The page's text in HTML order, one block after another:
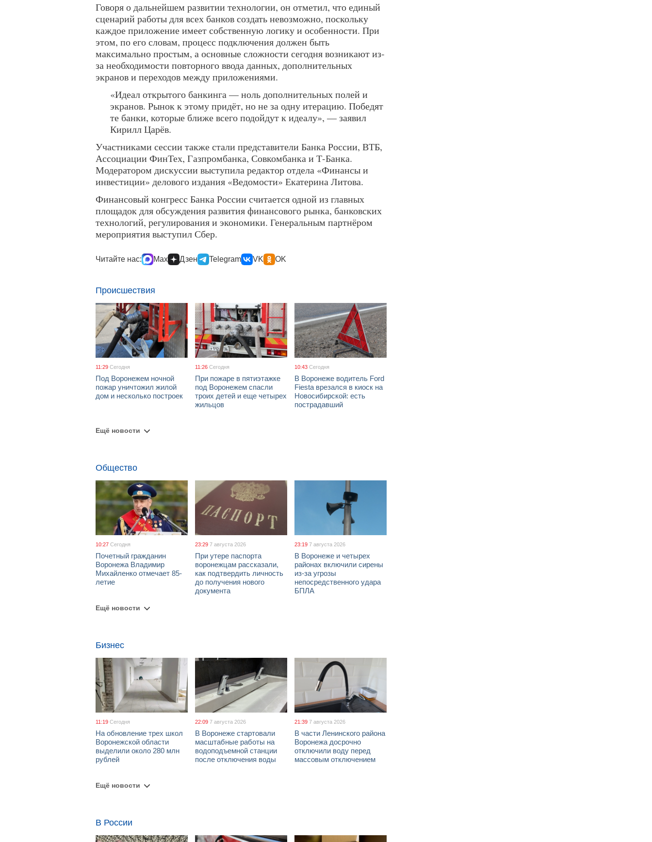
Говоря о дальнейшем развитии технологии, он отметил, что единый
сценарий работы для всех банков создать невозможно, поскольку
каждое приложение имеет собственную логику и особенности. При
этом, по его словам, процесс подключения должен быть
максимально простым, а основные сложности сегодня возникают из-
за необходимости повторного ввода данных, дополнительных
экранов и переходов между приложениями.
«Идеал открытого банкинга — ноль дополнительных полей и
экранов. Рынок к этому придёт, но не за одну итерацию. Победят
те банки, которые ближе всего подойдут к идеалу», — заявил
Кирилл Царёв.
Участниками сессии также стали представители Банка России, ВТБ,
Ассоциации ФинТех, Газпромбанка, Совкомбанка и Т-Банка.
Модератором дискуссии выступила редактор отдела «Финансы и
инвестиции» делового издания «Ведомости» Екатерина Литова.
Финансовый конгресс Банка России считается одной из главных
площадок для обсуждения развития финансового рынка, банковских
технологий, регулирования и экономики. Генеральным партнёром
мероприятия выступил Сбер.
Читайте нас: Max Дзен Telegram VK OK
Происшествия
11:29 Сегодня
Под Воронежем ночной
пожар уничтожил жилой
дом и несколько построек
11:26 Сегодня
При пожаре в пятиэтажке
под Воронежем спасли
троих детей и еще четырех
жильцов
10:43 Сегодня
В Воронеже водитель Ford
Fiesta врезался в киоск на
Новосибирской: есть
пострадавший
Ещё новости
Общество
10:27 Сегодня
Почетный гражданин
Воронежа Владимир
Михайленко отмечает 85-
летие
23:29 7 августа 2026
При утере паспорта
воронежцам рассказали,
как подтвердить личность
до получения нового
документа
23:19 7 августа 2026
В Воронеже и четырех
районах включили сирены
из-за угрозы
непосредственного удара
БПЛА
Ещё новости
Бизнес
11:19 Сегодня
На обновление трех школ
Воронежской области
выделили около 280 млн
рублей
22:09 7 августа 2026
В Воронеже стартовали
масштабные работы на
водоподъемной станции
после отключения воды
21:39 7 августа 2026
В части Ленинского района
Воронежа досрочно
отключили воду перед
массовым отключением
Ещё новости
В России